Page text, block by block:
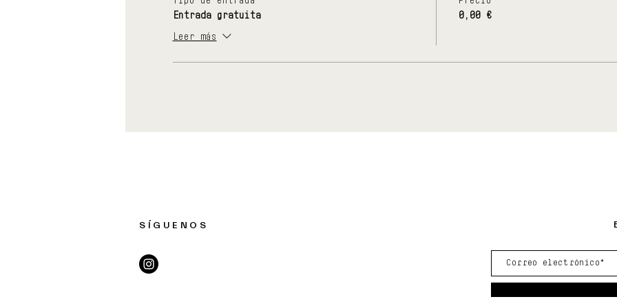
Entrada gratuita
Leer más
0,00 €
SÍGUENOS